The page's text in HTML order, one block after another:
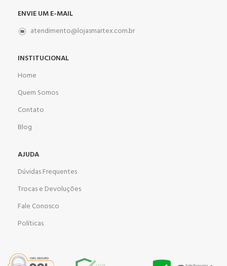
ENVIE UM E-MAIL
atendimento@lojasmartex.com.br
INSTITUCIONAL
Home
Quem Somos
Contato
Blog
AJUDA
Dúvidas Frequentes
Trocas e Devoluções
Fale Conosco
Políticas